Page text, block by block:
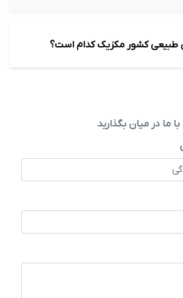
طبیعی کشور مکزیک کدام است؟
ما در میان بگذارید